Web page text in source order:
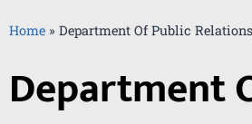
Home » Department Of Public
Department